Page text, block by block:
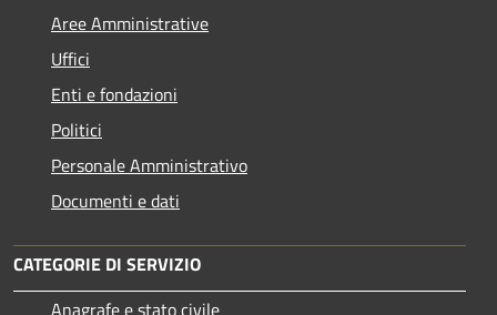
Aree Amministrative
Uffici
Enti e fondazioni
Politici
Personale Amministrativo
Documenti e dati
CATEGORIE DI SERVIZIO
Anagrafe e stato civile